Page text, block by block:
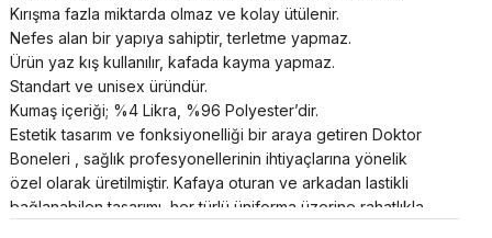
Kırışma fazla miktarda olmaz ve kolay ütülenir.
Nefes alan bir yapıya sahiptir, terletme yapmaz.
Ürün yaz kış kullanılır, kafada kayma yapmaz.
Standart ve unisex üründür.
Kumaş içeriği; %4 Likra, %96 Polyester’dir.
Estetik tasarım ve fonksiyonelliği bir araya getiren Doktor
Boneleri , sağlık profesyonellerinin ihtiyaçlarına yönelik
özel olarak üretilmiştir. Kafaya oturan ve arkadan lastikli
bağlanabilen tasarımı, her türlü üniforma üzerine rahatlıkla